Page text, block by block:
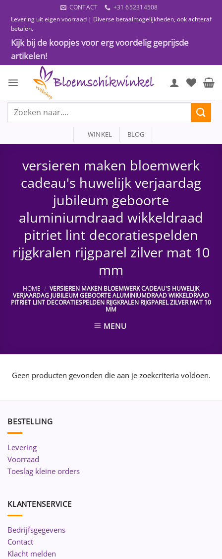
naar
inhoud
CONTACT
+31 652314508
Levering uit eigen voorraad | Diverse betaalmogelijkheden, ook achteraf
betalen.
Kijk bij de koopjes voor erg voordelig geprijsde
artikelen!
Zoeken
WINKEL BLOG
versieren maken bloemwerk
cadeau's huwelijk verjaardag
jubileum geboorte
aluminiumdraad wikkeldraad
pitriet lint decoratiespelden
rijgkralen rijgparel zilver mat 10
mm
HOME / VERSIEREN MAKEN BLOEMWERK CADEAU'S HUWELIJK
VERJAARDAG JUBILEUM GEBOORTE ALUMINIUMDRAAD WIKKELDRAAD
PITRIET LINT DECORATIESPELDEN RIJGKRALEN RIJGPAREL ZILVER MAT 10
MM
MENU
Geen producten gevonden die aan je zoekcriteria voldoen.
BESTELLING
Levering
Voorraad
Toeslag kleine orders
KLANTENSERVICE
Bedrijfsgegevens
Contact
Klacht melden